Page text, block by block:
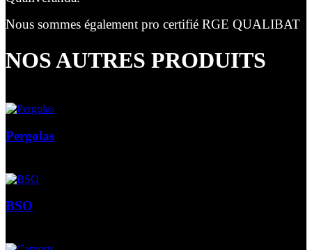
Nous sommes également pro certifié RGE QUALIBAT
NOS AUTRES PRODUITS
Pergolas
BSO